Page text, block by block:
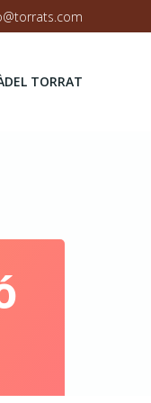
TORRAT